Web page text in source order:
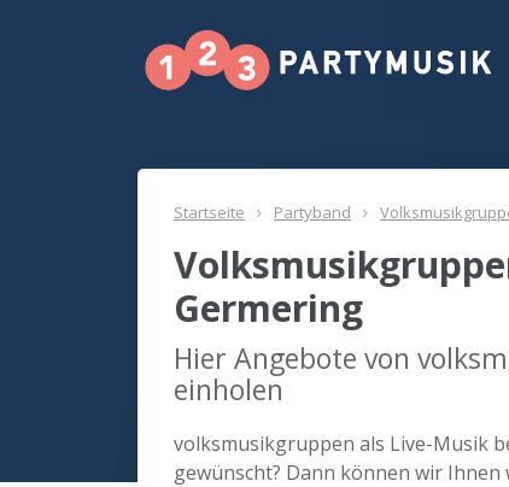
Startseite Partyband
Germering
Hier Angebote von
einholen
volksmusikgruppen als Live-Musik
gewünscht? Dann können wir Ihnen